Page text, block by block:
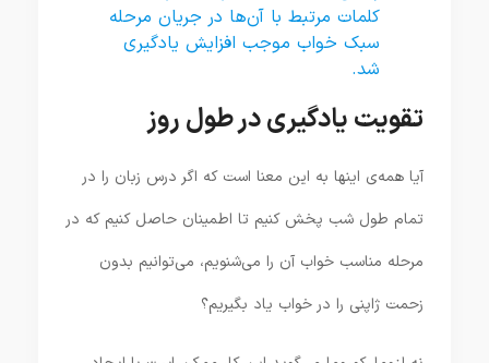
کلمات مرتبط با آن‌ها در جریان مرحله
سبک خواب موجب افزایش یادگیری
شد.
تقویت یادگیری در طول روز
آیا همه‌ی اینها به این معنا است که اگر درس زبان را در
تمام طول شب پخش کنیم تا اطمینان حاصل کنیم که در
مرحله مناسب خواب آن را می‌شنویم، می‌توانیم بدون
زحمت ژاپنی را در خواب یاد بگیریم؟